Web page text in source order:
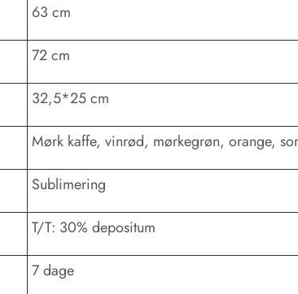
63 cm
72 cm
32,5*25 cm
Mørk kaffe, vinrød, mørkegrøn, orange,
Sublimering
T/T: 30% depositum
7 dage